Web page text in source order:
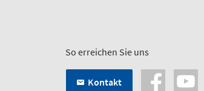
So erreichen Sie uns
Kontakt